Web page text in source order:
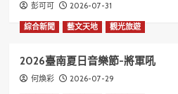
彭可可 2026-07-31
綜合新聞 藝文天地 觀光旅遊
2026臺南夏日音樂節-將軍吼
何煥彩 2026-07-29